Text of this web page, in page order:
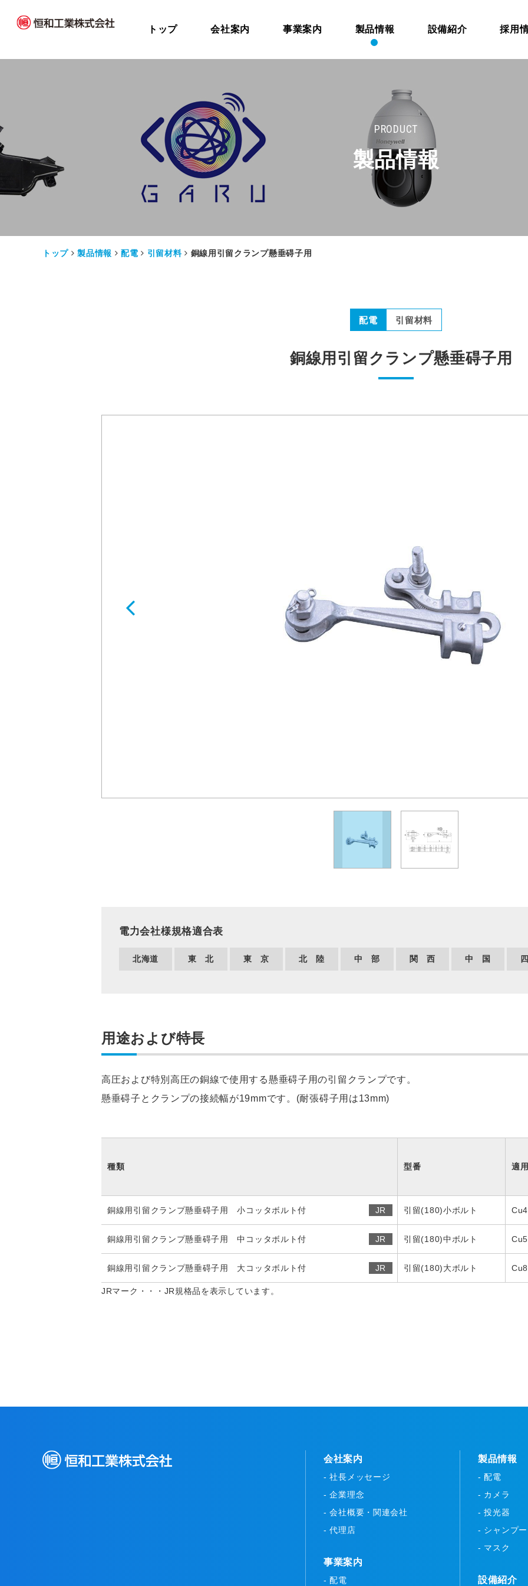
トップ 会社案内 事業案内 製品情報 設備紹介 採用
PRODUCT
製品情報
トップ 製品情報 配電 引留材料 銅線用引留クランプ懸垂碍子用
配電 引留材料
銅線用引留クランプ懸垂碍子用
電力会社様規格適合表
北海道 東 北 東 京 北 陸 中 部 関 西 中 国
用途および特長
高圧および特別高圧の銅線で使用する懸垂碍子用の引留クランプです。
懸垂碍子とクランプの接続幅が19mmです。(耐張碍子用は13mm)
種類 型番 適
銅線用引留クランプ懸垂碍子用 小コッタボルト付 JR 引留(180)小ボルト
銅線用引留クランプ懸垂碍子用 中コッタボルト付 JR 引留(180)中ボルト
銅線用引留クランプ懸垂碍子用 大コッタボルト付 JR 引留(180)大ボルト
JRマーク・・・JR規格品を表示しています。
会社案内
- 社長メッセージ
- 企業理念
- 会社概要・関連会社
- 代理店
事業案内
- 配電
製品情報
- 配電
- カメラ
- 投光器
- シャンプ
- マスク
設備紹介